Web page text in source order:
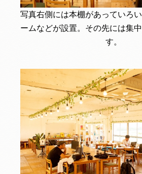
写真右側には本棚があっていろ
ームなどが設置。その先には集
す。